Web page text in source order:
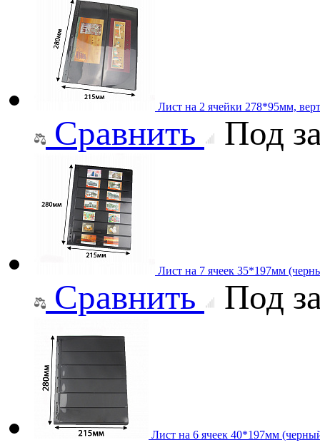
Лист на 2 ячейки 278*95мм,
Сравнить Под
Лист на 7 ячеек 35*197мм
Сравнить Под
Лист на 6 ячеек 40*197мм